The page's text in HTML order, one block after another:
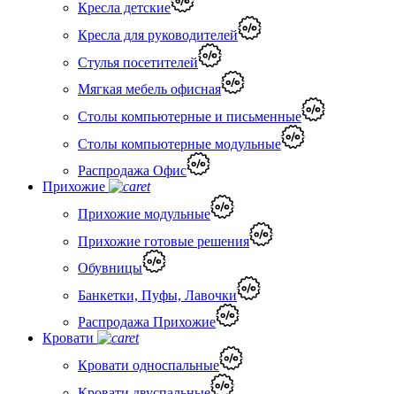
Кресла детские
Кресла для руководителей
Стулья посетителей
Мягкая мебель офисная
Столы компьютерные и письменные
Столы компьютерные модульные
Распродажа Офис
Прихожие
Прихожие модульные
Прихожие готовые решения
Обувницы
Банкетки, Пуфы, Лавочки
Распродажа Прихожие
Кровати
Кровати односпальные